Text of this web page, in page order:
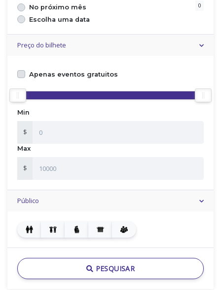
No próximo mês
0
Escolha uma data
Preço do bilhete
Apenas eventos gratuitos
Min
$
Max
$
Público
PESQUISAR